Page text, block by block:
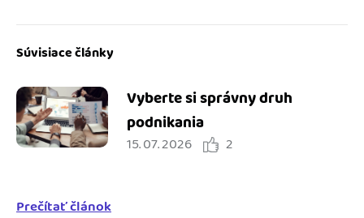
Súvisiace články
Vyberte si správny druh
podnikania
15. 07. 2026 2
Prečítať článok